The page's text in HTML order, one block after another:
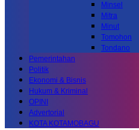
Minsel
Mitra
Minut
Tomohon
Tondano
Pemerintahan
Politik
Ekonomi & Bisnis
Hukum & Kriminal
OPINI
Advertorial
KOTA KOTAMOBAGU